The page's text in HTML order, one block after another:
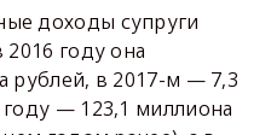
доходы супруги
году она
рублей, в 2017-м — 7,3
— 123,1 миллиона